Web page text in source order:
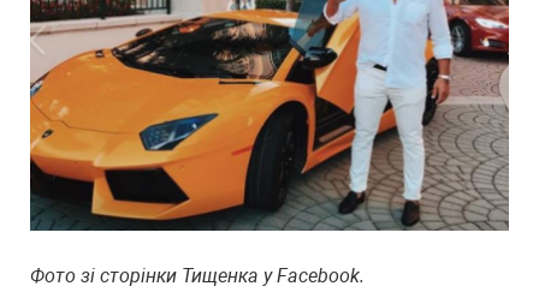
Фото зі сторінки Тищенка у Facebook.